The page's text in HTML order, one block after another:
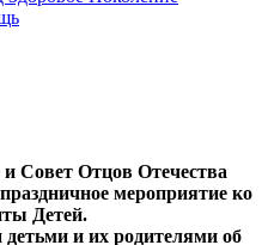
Совет Отцов Отечества
мероприятие ко
Детей.
и их родителями об